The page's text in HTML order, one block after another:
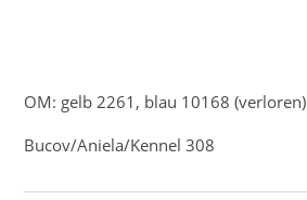
OM: gelb 2261, blau 10168 (verloren)
Bucov/Aniela/Kennel 308